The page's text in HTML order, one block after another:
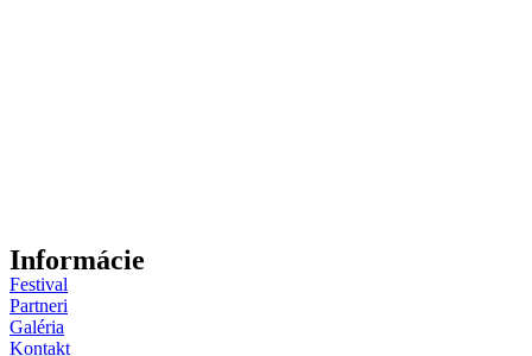
Informácie
Festival
Partneri
Galéria
Kontakt